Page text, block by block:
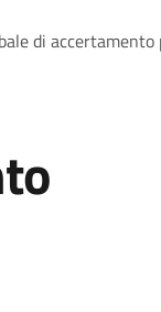
di accertamento